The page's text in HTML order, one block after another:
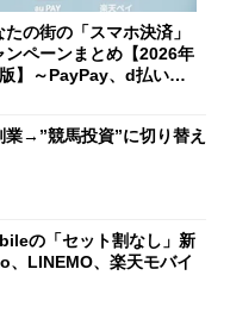
たの街の「スマホ決済」
ンペーンまとめ【2026年
】～PayPay、d払い、a
業→”競馬投資”に切り替え
の「セット割なし」新
LINEMO、楽天モバイ